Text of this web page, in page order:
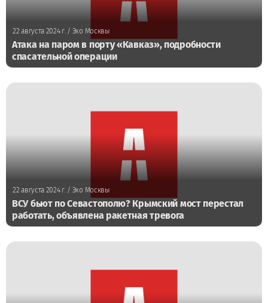
22 августа 2024 г./ Эхо Москвы
Атака на паром в порту «Кавказ», подробности
спасательной операции
22 августа 2024 г. / Эхо Москвы
ВСУ бьют по Севастополю? Крымский мост перестал
работать, объявлена ракетная тревога